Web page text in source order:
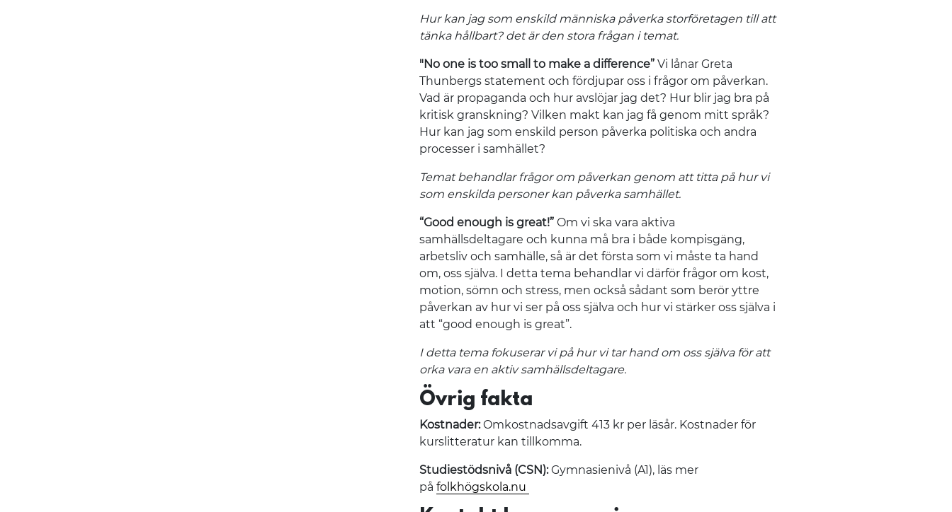
Hur kan jag som enskild människa påverka storföretagen till att
tänka hållbart? det är den stora frågan i temat.
"No one is too small to make a difference” Vi lånar Greta
Thunbergs statement och fördjupar oss i frågor om påverkan.
Vad är propaganda och hur avslöjar jag det? Hur blir jag bra på
kritisk granskning? Vilken makt kan jag få genom mitt språk?
Hur kan jag som enskild person påverka politiska och andra
processer i samhället?
Temat behandlar frågor om påverkan genom att titta på hur vi
som enskilda personer kan påverka samhället.
“Good enough is great!” Om vi ska vara aktiva
samhällsdeltagare och kunna må bra i både kompisgäng,
arbetsliv och samhälle, så är det första som vi måste ta hand
om, oss själva. I detta tema behandlar vi därför frågor om kost,
motion, sömn och stress, men också sådant som berör yttre
påverkan av hur vi ser på oss själva och hur vi stärker oss själva i
att “good enough is great”.
I detta tema fokuserar vi på hur vi tar hand om oss själva för att
orka vara en aktiv samhällsdeltagare.
Övrig fakta
Kostnader:Omkostnadsavgift 413 kr per läsår. Kostnader för
kurslitteratur kan tillkomma.
Studiestödsnivå (CSN):Gymnasienivå (A1), läs mer
på folkhögskola.nu